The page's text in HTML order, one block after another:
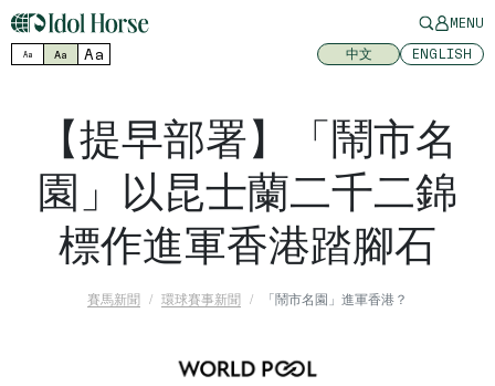
MENU
Aa Aa Aa 中文 ENGLISH
【提早部署】「鬧市名
園」以昆士蘭二千二錦
標作進軍香港踏腳石
賽馬新聞 環球賽事新聞 「鬧市名園」進軍香港？